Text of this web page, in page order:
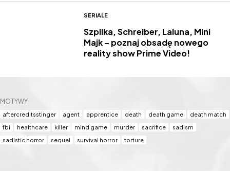
MOTYWY
aftercreditsstinger agent apprentice death death game
death match
fbi
healthcare killer mind game murder sacrifice
sadism
sadistic horror
sequel survival horror torture
SERIALE
Szpilka, Schreiber, Laluna, Mini
Majk – poznaj obsadę nowego
reality show Prime Video!